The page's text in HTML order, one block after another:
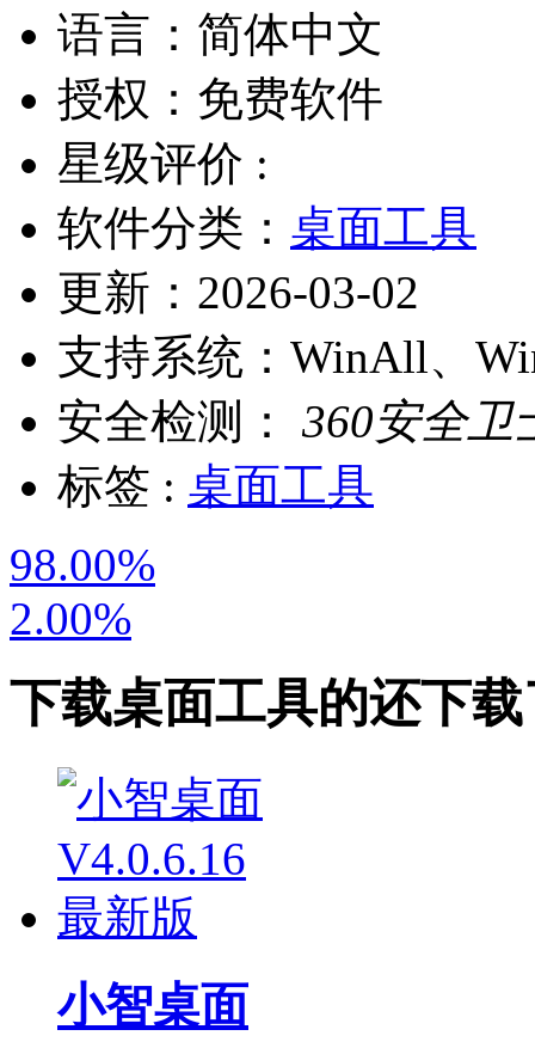
语言： 简体中文
授权： 免费软件
星级评价 :
软件分类： 桌面工具
更新： 2026-03-02
支持系统： WinAll、
安全检测：
360安全卫
标签 : 桌面工具
98.00%
2.00%
下载桌面工具的还下
小智桌面